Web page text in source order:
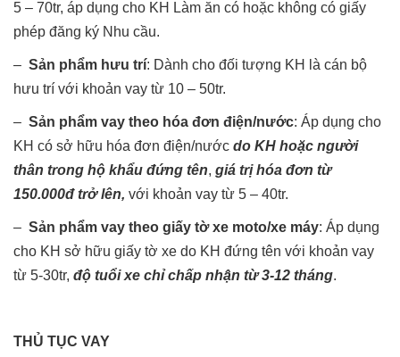
5 – 70tr, áp dụng cho KH Làm ăn có hoặc không có giấy
phép đăng ký Nhu cầu.
– Sản phẩm hưu trí: Dành cho đối tượng KH là cán bộ
hưu trí với khoản vay từ 10 – 50tr.
– Sản phẩm vay theo hóa đơn điện/nước: Áp dụng cho
KH có sở hữu hóa đơn điện/nước do KH hoặc người
thân trong hộ khẩu đứng tên, giá trị hóa đơn từ
150.000đ trở lên, với khoản vay từ 5 – 40tr.
– Sản phẩm vay theo giấy tờ xe moto/xe máy: Áp dụng
cho KH sở hữu giấy tờ xe do KH đứng tên với khoản vay
từ 5-30tr, độ tuổi xe chỉ chấp nhận từ 3-12 tháng.
THỦ TỤC VAY